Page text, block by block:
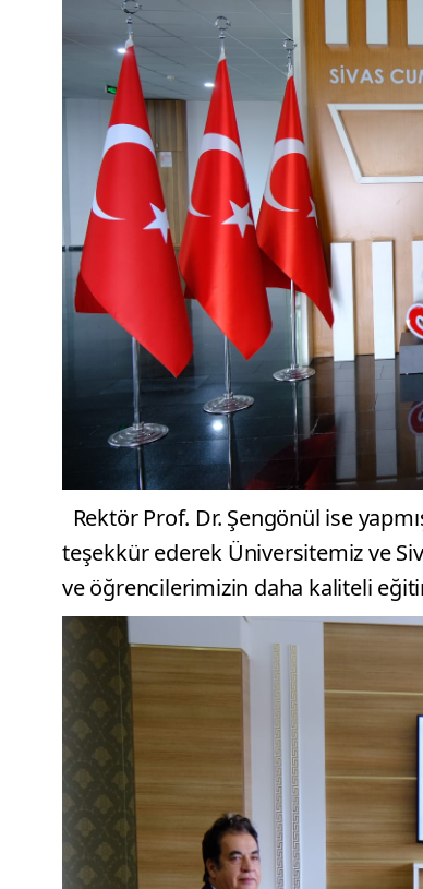
Rektör Prof. Dr. Şengönül ise
teşekkür ederek Üniversitemiz ve
ve öğrencilerimizin daha kaliteli